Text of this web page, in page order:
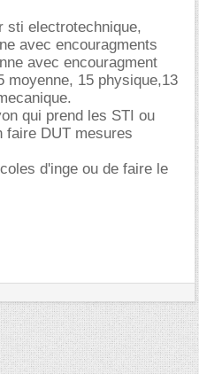
sti electrotechnique,
avec encouragments
avec encouragment
moyenne, 15 physique,13
qui prend les STI ou
faire DUT mesures
d'inge ou de faire le